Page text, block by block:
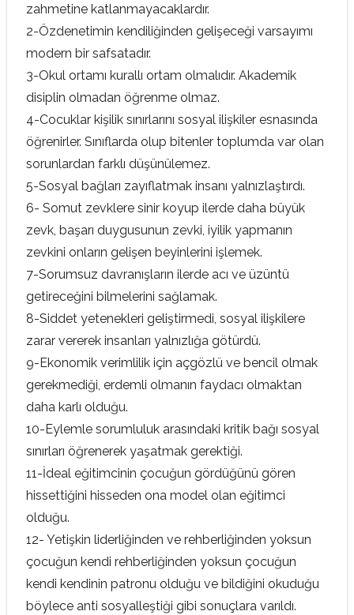
zahmetine katlanmayacaklardır.
2-Özdenetimin kendiliğinden gelişeceği varsayımı
modern bir safsatadır.
3-Okul ortamı kurallı ortam olmalıdır. Akademik
disiplin olmadan öğrenme olmaz.
4-Cocuklar kişilik sınırlarını sosyal ilişkiler esnasında
öğrenirler. Sınıflarda olup bitenler toplumda var olan
sorunlardan farklı düşünülemez.
5-Sosyal bağları zayıflatmak insanı yalnızlaştırdı.
6- Somut zevklere sinir koyup ilerde daha büyük
zevk, başarı duygusunun zevki, iyilik yapmanın
zevkini onların gelişen beyinlerini işlemek.
7-Sorumsuz davranışların ilerde acı ve üzüntü
getireceğini bilmelerini sağlamak.
8-Siddet yetenekleri geliştirmedi, sosyal ilişkilere
zarar vererek insanları yalnızlığa götürdü.
9-Ekonomik verimlilik için açgözlü ve bencil olmak
gerekmediği, erdemli olmanın faydacı olmaktan
daha karlı olduğu.
10-Eylemle sorumluluk arasındaki kritik bağı sosyal
sınırları öğrenerek yaşatmak gerektiği.
11-İdeal eğitimcinin çocuğun gördüğünü gören
hissettiğini hisseden ona model olan eğitimci
olduğu.
12- Yetişkin liderliğinden ve rehberliğinden yoksun
çocuğun kendi rehberliğinden yoksun çocuğun
kendi kendinin patronu olduğu ve bildiğini okuduğu
böylece anti sosyalleştiği gibi sonuçlara varıldı.